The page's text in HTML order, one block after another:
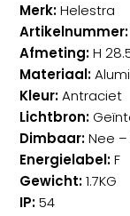
Merk:Helestra
Artikelnummer:
Afmeting:H
Materiaal:
Kleur:Antraciet
Lichtbron:
Dimbaar:Nee
Energielabel:F
Gewicht:1.7KG
IP:54